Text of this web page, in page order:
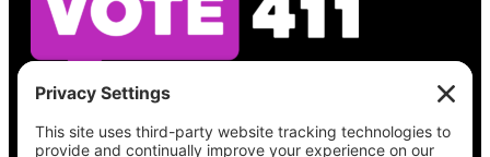
Vea lo que hay en su boleta, encuentre su